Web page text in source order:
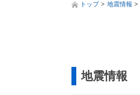
トップ 地震情報
地震情報